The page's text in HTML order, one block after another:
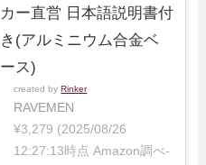
カー直営 日本語説明書付
き(アルミニウム合金ベ
ース)
created byRinker
RAVEMEN
¥3,279 (2025/08/26
12:27:13時点 Amazon調べ-